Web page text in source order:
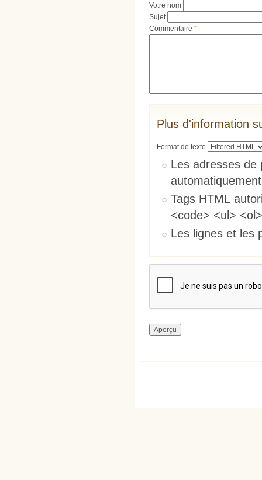
Votre nom
Sujet
Commentaire *
Plus d'information
Format de texte
Les adresses de
Tags HTML
<code> <ul>
Les lignes et les